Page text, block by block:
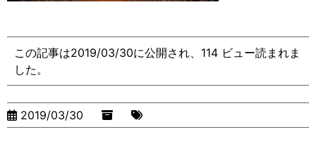
この記事は2019/03/30に公開され、114 ビュー読まれま
した。
2019/03/30